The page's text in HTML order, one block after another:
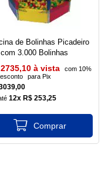
de Bolinhas Picadeiro
3.000 Bolinhas
12x R$ 253,25
2735,10 à vista
com 10%
para Pix